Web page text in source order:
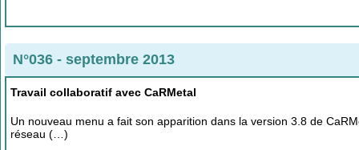
N°036 - septembre 2013
Travail collaboratif avec CaRMetal
Un nouveau menu a fait son apparition dans la version 3.8 de
réseau (…)